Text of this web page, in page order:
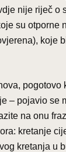
nije riječ o
su otporne
koje
pogotovo
– pojavio se
na onu
kretanje
kretanja u